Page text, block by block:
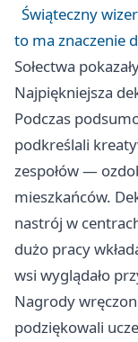
Świąteczny
to ma znaczenie
Sołectwa
Najpiękniejsza
Podczas
podkreślali
zespołów —
mieszkańców.
nastrój w
dużo pracy
wsi wyglądało
Nagrody
podziękowali